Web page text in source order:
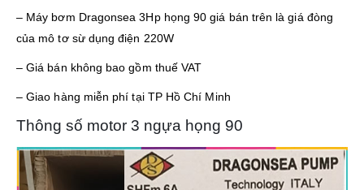
– Máy bơm Dragonsea 3Hp họng 90 giá bán trên là giá đòng
của mô tơ sừ dụng điện 220W
– Giá bán không bao gồm thuế VAT
– Giao hàng miễn phí tại TP Hồ Chí Minh
Thông số motor 3 ngựa họng 90